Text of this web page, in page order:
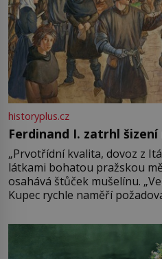
historyplus.cz
Ferdinand I. zatrhl
„Prvotřídní kvalita, dovoz z
látkami bohatou pražskou
osahává štůček mušelínu.
Kupec rychle naměří
milostpaní. Stačí jenom na
množství růžového mušelínu.